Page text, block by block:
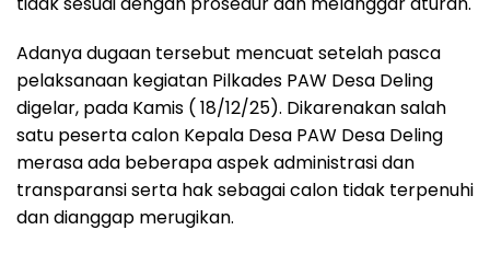
Adanya dugaan tersebut mencuat setelah pasca
pelaksanaan kegiatan Pilkades PAW Desa Deling
digelar, pada Kamis ( 18/12/25). Dikarenakan salah
satu peserta calon Kepala Desa PAW Desa Deling
merasa ada beberapa aspek administrasi dan
transparansi serta hak sebagai calon tidak terpenuhi
dan dianggap merugikan.